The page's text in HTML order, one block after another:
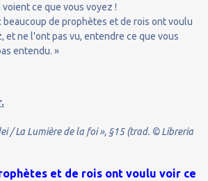
ce que vous voyez !
beaucoup de prophètes et de rois ont voulu
et ne l'ont pas vu, entendre ce que vous
entendu. »
/ La Lumière de la foi », §15 (trad. © Libreria
et de rois ont voulu voir ce